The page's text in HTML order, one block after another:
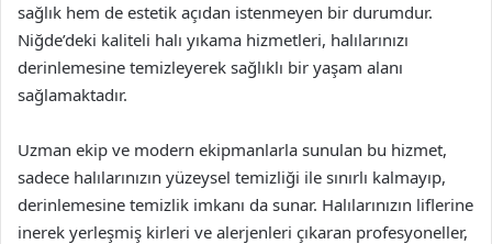
sağlık hem de estetik açıdan istenmeyen bir durumdur.
Niğde’deki kaliteli halı yıkama hizmetleri, halılarınızı
derinlemesine temizleyerek sağlıklı bir yaşam alanı
sağlamaktadır.
Uzman ekip ve modern ekipmanlarla sunulan bu hizmet,
sadece halılarınızın yüzeysel temizliği ile sınırlı kalmayıp,
derinlemesine temizlik imkanı da sunar. Halılarınızın liflerine
inerek yerleşmiş kirleri ve alerjenleri çıkaran profesyoneller,